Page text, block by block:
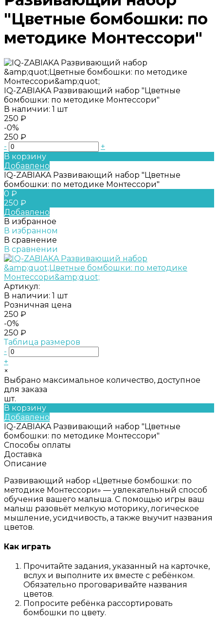
"Цветные бомбошки: по
методике Монтессори"
IQ-ZABIAKA Развивающий набор "Цветные
бомбошки: по методике Монтессори"
В наличии: 1 шт
250 ₽
-0%
250 ₽
-
+
В корзину
Добавлено
IQ-ZABIAKA Развивающий набор "Цветные
бомбошки: по методике Монтессори"
0 ₽
250 ₽
Добавлено
В избранное
В избранном
В сравнение
В сравнении
Артикул:
В наличии: 1 шт
Розничная цена
250 ₽
-0%
250 ₽
Таблица размеров
-
+
×
Выбрано максимальное количество, доступное
для заказа
шт.
В корзину
Добавлено
IQ-ZABIAKA Развивающий набор "Цветные
бомбошки: по методике Монтессори"
Способы оплаты
Доставка
Описание
Развивающий набор «Цветные бомбошки: по
методике Монтессори» — увлекательный способ
обучения вашего малыша. С помощью игры ваш
малыш разовьёт мелкую моторику, логическое
мышление, усидчивость, а также выучит названия
цветов.
Как играть
Прочитайте задания, указанный на карточке,
вслух и выполните их вместе с ребёнком.
Обязательно проговаривайте названия
цветов.
Попросите ребёнка рассортировать
бомбошки по цвету.